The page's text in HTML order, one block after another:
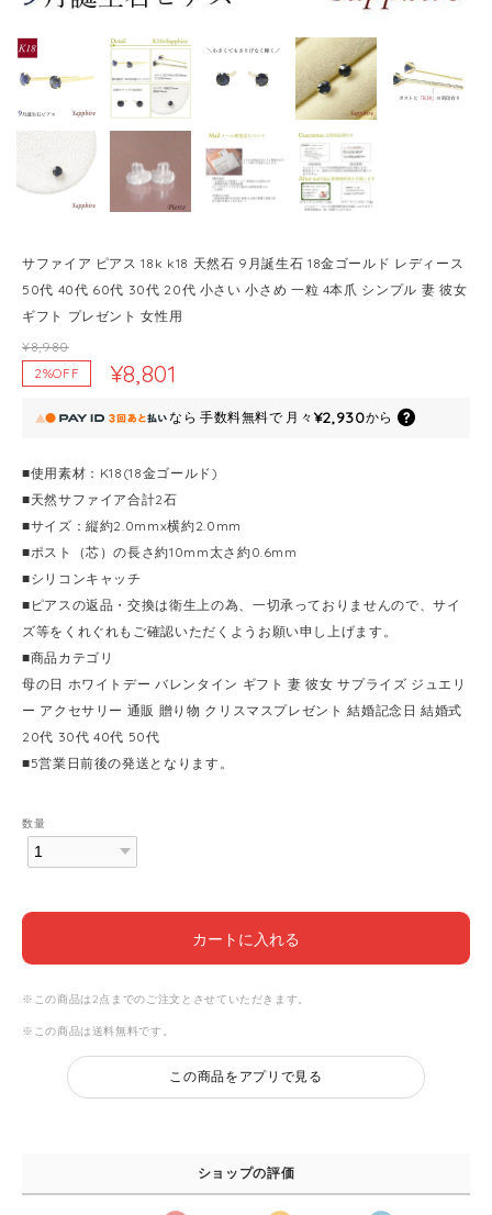
サファイア ピアス 18k k18 天然石 9月誕生石 18金ゴールド レディース
50代 40代 60代 30代 20代 小さい 小さめ 一粒 4本爪 シンプル 妻 彼女
ギフト プレゼント 女性用
¥8,980
2%OFF
¥8,801
なら 手数料無料で 月々 ¥2,930から
■使用素材：K18(18金ゴールド)
■天然サファイア合計2石
■サイズ：縦約2.0mmx横約2.0mm
■ポスト（芯）の長さ約10mm太さ約0.6mm
■シリコンキャッチ
■ピアスの返品・交換は衛生上の為、一切承っておりませんので、サイ
ズ等をくれぐれもご確認いただくようお願い申し上げます。
■商品カテゴリ
母の日 ホワイトデー バレンタイン ギフト 妻 彼女 サプライズ ジュエリ
ー アクセサリー 通販 贈り物 クリスマスプレゼント 結婚記念日 結婚式
20代 30代 40代 50代
■5営業日前後の発送となります。
数量
カートに入れる
※この商品は2点までのご注文とさせていただきます。
※この商品は 送料無料です。
この商品をアプリで見る
ショップの評価